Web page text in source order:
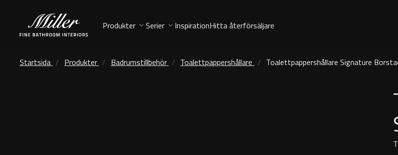
Produkter Serier InspirationHitta återförsäljare
Startsida Produkter Badrumstillbehör Toalettpappershållare Toalettpappershållare Signature